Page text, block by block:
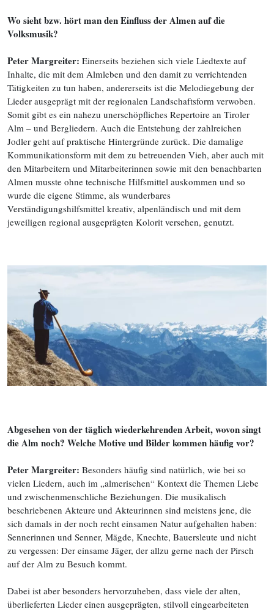
Wo sieht bzw. hört man den Einfluss der Almen auf die
Volksmusik?
Peter Margreiter: Einerseits beziehen sich viele Liedtexte auf
Inhalte, die mit dem Almleben und den damit zu verrichtenden
Tätigkeiten zu tun haben, andererseits ist die Melodiegebung der
Lieder ausgeprägt mit der regionalen Landschaftsform verwoben.
Somit gibt es ein nahezu unerschöpfliches Repertoire an Tiroler
Alm – und Bergliedern. Auch die Entstehung der zahlreichen
Jodler geht auf praktische Hintergründe zurück. Die damalige
Kommunikationsform mit dem zu betreuenden Vieh, aber auch mit
den Mitarbeitern und Mitarbeiterinnen sowie mit den benachbarten
Almen musste ohne technische Hilfsmittel auskommen und so
wurde die eigene Stimme, als wunderbares
Verständigungshilfsmittel kreativ, alpenländisch und mit dem
jeweiligen regional ausgeprägten Kolorit versehen, genutzt.
Abgesehen von der täglich wiederkehrenden Arbeit, wovon singt
die Alm noch? Welche Motive und Bilder kommen häufig vor?
Peter Margreiter: Besonders häufig sind natürlich, wie bei so
vielen Liedern, auch im „almerischen“ Kontext die Themen Liebe
und zwischenmenschliche Beziehungen. Die musikalisch
beschriebenen Akteure und Akteurinnen sind meistens jene, die
sich damals in der noch recht einsamen Natur aufgehalten haben:
Sennerinnen und Senner, Mägde, Knechte, Bauersleute und nicht
zu vergessen: Der einsame Jäger, der allzu gerne nach der Pirsch
auf der Alm zu Besuch kommt.
Dabei ist aber besonders hervorzuheben, dass viele der alten,
überlieferten Lieder einen ausgeprägten, stilvoll eingearbeiteten